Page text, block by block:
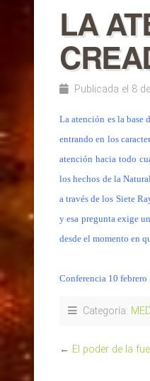
LA
Publicada el 8
La atención es la base
entrando en los
atención hacia todo
los hechos de la
a través de los Siete
y esa pregunta exige
desde el momento en
Conferencia 10 febrero
Categoría:
← El poder de la